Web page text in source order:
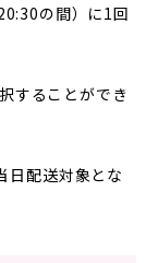
の間）に1回
することができ
日配送対象とな